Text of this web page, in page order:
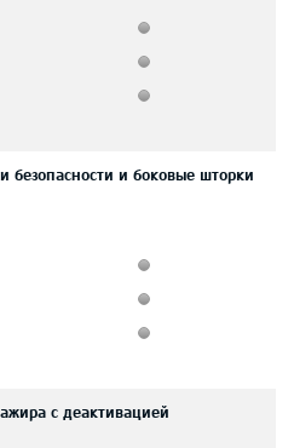
и боковые шторки
с деактивацией